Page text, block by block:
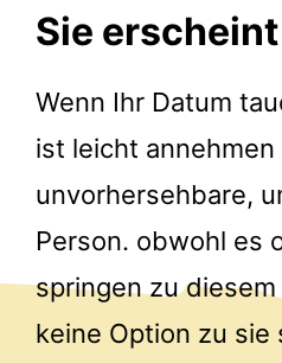
Sie
Wenn Ihr Datum
ist leicht
unvorhersehbare,
Person. obwohl es
springen zu
keine Option zu sie